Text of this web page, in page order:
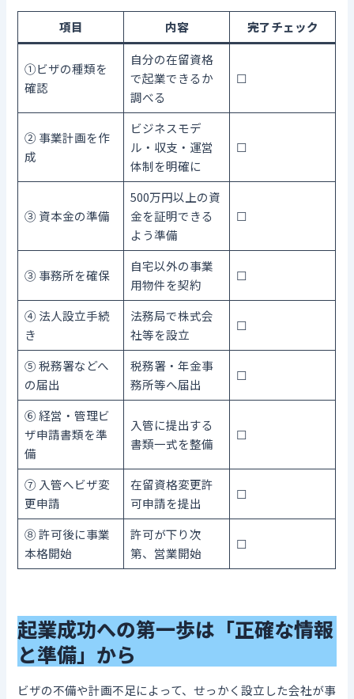
項目 内容 完了チェック
①ビザの種類を
確認
自分の在留資格
で起業できるか
調べる
☐
② 事業計画を作
成
ビジネスモデ
ル・収支・運営
体制を明確に
☐
③ 資本金の準備
500万円以上の資
金を証明できる
よう準備
☐
③ 事務所を確保
自宅以外の事業
用物件を契約
☐
④ 法人設立手続
き
法務局で株式会
社等を設立
☐
⑤ 税務署などへ
の届出
税務署・年金事
務所等へ届出
☐
⑥ 経営・管理ビ
ザ申請書類を準
備
入管に提出する
書類一式を整備
☐
⑦ 入管へビザ変
更申請
在留資格変更許
可申請を提出
☐
⑧ 許可後に事業
本格開始
許可が下り次
第、営業開始
☐
起業成功への第一歩は「正確な情報
と準備」から
ビザの不備や計画不足によって、せっかく設立した会社が事